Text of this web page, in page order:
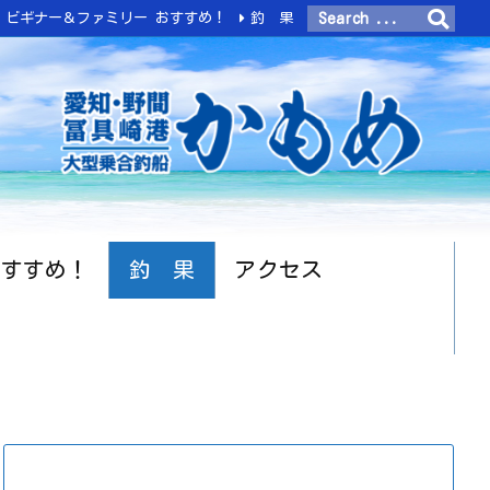
すめ！ 釣 果 アクセス
ビギナー＆ファミリー おすすめ！ 釣 果